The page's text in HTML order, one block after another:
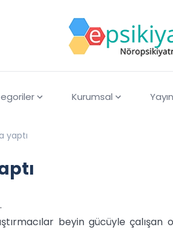
Kurumsal
yaptı
beyin gücüyle çalışan